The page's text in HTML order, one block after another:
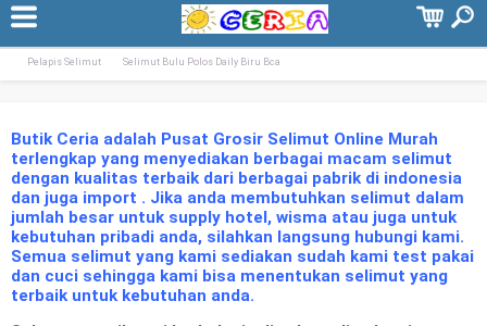
Terpopuler:
Pelapis Selimut Selimut Bulu Polos Daily Biru Bca
Butik Ceria adalah Pusat Grosir Selimut Online Murah
terlengkap yang menyediakan berbagai macam selimut
dengan kualitas terbaik dari berbagai pabrik di indonesia
dan juga import . Jika anda membutuhkan selimut dalam
jumlah besar untuk supply hotel, wisma atau juga untuk
kebutuhan pribadi anda, silahkan langsung hubungi kami.
Semua selimut yang kami sediakan sudah kami test pakai
dan cuci sehingga kami bisa menentukan selimut yang
terbaik untuk kebutuhan anda.